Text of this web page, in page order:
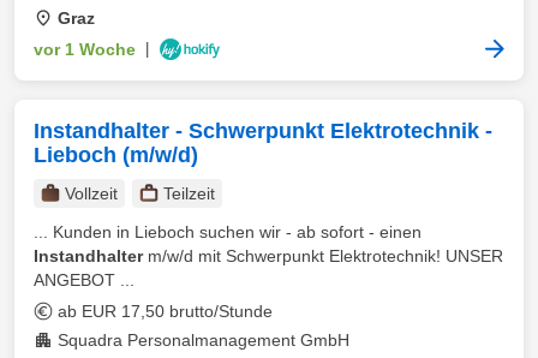
Graz
vor 1 Woche
Instandhalter - Schwerpunkt Elektrotechnik -
Lieboch (m/w/d)
Vollzeit
Teilzeit
... Kunden in Lieboch suchen wir - ab sofort - einen
Instandhalterm/w/d mit Schwerpunkt Elektrotechnik! UNSER
ANGEBOT ...
ab EUR 17,50 brutto/Stunde
Squadra Personalmanagement GmbH